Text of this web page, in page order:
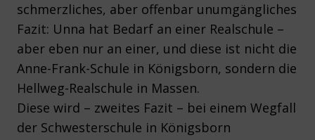
schmerzliches, aber offenbar unumgängliches
Fazit: Unna hat Bedarf an einer Realschule –
aber eben nur an einer, und diese ist nicht die
Anne-Frank-Schule in Königsborn, sondern die
Hellweg-Realschule in Massen.
Diese wird – zweites Fazit – bei einem Wegfall
der Schwesterschule in Königsborn